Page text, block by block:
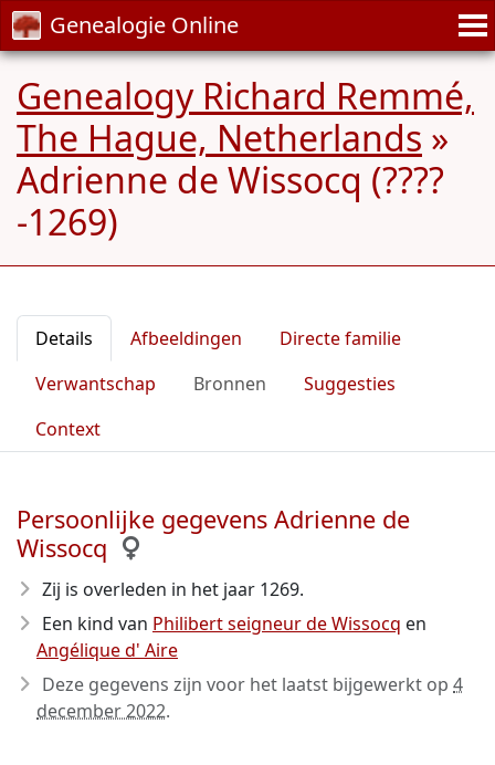
Genealogie Online
Genealogy Richard Remmé,
The Hague, Netherlands »
Adrienne de Wissocq (????
-1269)
Details Afbeeldingen
Directe familie
Verwantschap
Bronnen
Suggesties
Context
Persoonlijke gegevens Adrienne de
Wissocq
Zij is overleden in het jaar 1269.
Een kind van Philibert seigneur de Wissocq en
Angélique d' Aire
Deze gegevens zijn voor het laatst bijgewerkt op 4
december 2022.